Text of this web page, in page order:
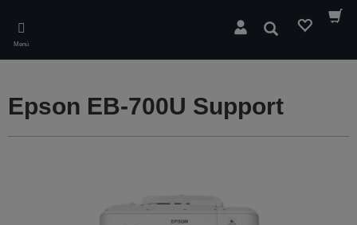
main
content
Menú
Buscar
Epson EB-700U Support